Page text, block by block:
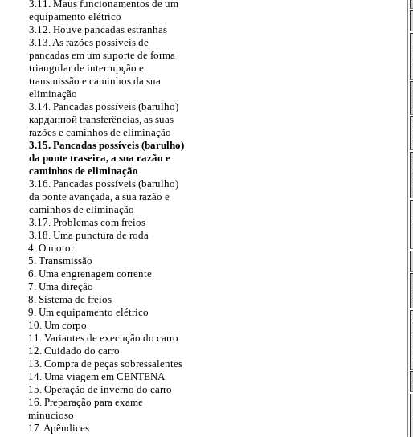
3.11. Maus funcionamentos de um
equipamento elétrico
3.12. Houve pancadas estranhas
3.13. As razões possíveis de
pancadas em um suporte de forma
triangular de interrupção e
transmissão e caminhos da sua
eliminação
3.14. Pancadas possíveis (barulho)
карданной transferências, as suas
razões e caminhos de eliminação
3.15. Pancadas possíveis (barulho)
da ponte traseira, a sua razão e
caminhos de eliminação
3.16. Pancadas possíveis (barulho)
da ponte avançada, a sua razão e
caminhos de eliminação
3.17. Problemas com freios
3.18. Uma punctura de roda
4. O motor
5. Transmissão
6. Uma engrenagem corrente
7. Uma direção
8. Sistema de freios
9. Um equipamento elétrico
10. Um corpo
11. Variantes de execução do carro
12. Cuidado do carro
13. Compra de peças sobressalentes
14. Uma viagem em CENTENA
15. Operação de inverno do carro
16. Preparação para exame
minucioso
17. Apêndices